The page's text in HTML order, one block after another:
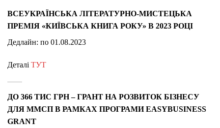
ВСЕУКРАЇНСЬКА ЛІТЕРАТУРНО-МИСТЕЦЬКА
ПРЕМІЯ «КИЇВСЬКА КНИГА РОКУ» В 2023 РОЦІ
Дедлайн: по 01.08.2023
Деталі ТУТ
ДО 366 ТИС ГРН – ГРАНТ НА РОЗВИТОК БІЗНЕСУ
ДЛЯ ММСП В РАМКАХ ПРОГРАМИ EASYBUSINESS
GRANT